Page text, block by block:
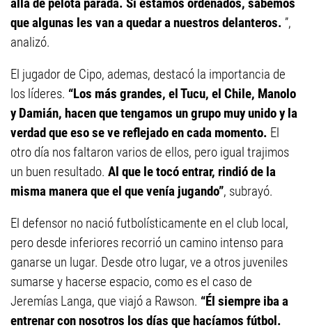
allá de pelota parada. Si estamos ordenados, sabemos
que algunas les van a quedar a nuestros delanteros. ”,
analizó.
El jugador de Cipo, ademas, destacó la importancia de
los líderes. “Los más grandes, el Tucu, el Chile, Manolo
y Damián, hacen que tengamos un grupo muy unido y la
verdad que eso se ve reflejado en cada momento. El
otro día nos faltaron varios de ellos, pero igual trajimos
un buen resultado. Al que le tocó entrar, rindió de la
misma manera que el que venía jugando”, subrayó.
El defensor no nació futbolísticamente en el club local,
pero desde inferiores recorrió un camino intenso para
ganarse un lugar. Desde otro lugar, ve a otros juveniles
sumarse y hacerse espacio, como es el caso de
Jeremías Langa, que viajó a Rawson. “Él siempre iba a
entrenar con nosotros los días que hacíamos fútbol.